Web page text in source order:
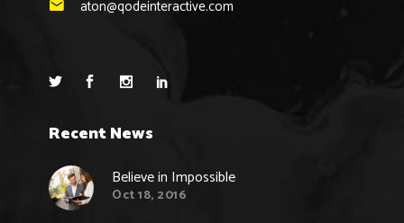
aton@qodeinteractive.com
Recent News
Believe in Impossible
Oct 18, 2016